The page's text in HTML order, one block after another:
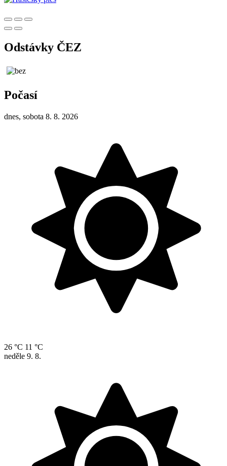
Odstávky ČEZ
Počasí
dnes, sobota 8. 8. 2026
26 °C 11 °C
neděle 9. 8.